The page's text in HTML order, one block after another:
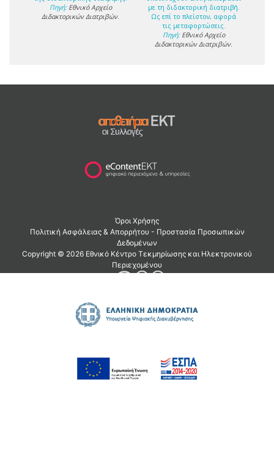
Πηγή: Εθνικό Αρχείο
Διδακτορικών Διατριβών.
με τη διδακτορική διατριβή.
Ως επί το πλείστον, αφορά
τις μεταφορτώσεις.
Πηγή: Εθνικό Αρχείο
Διδακτορικών Διατριβών.